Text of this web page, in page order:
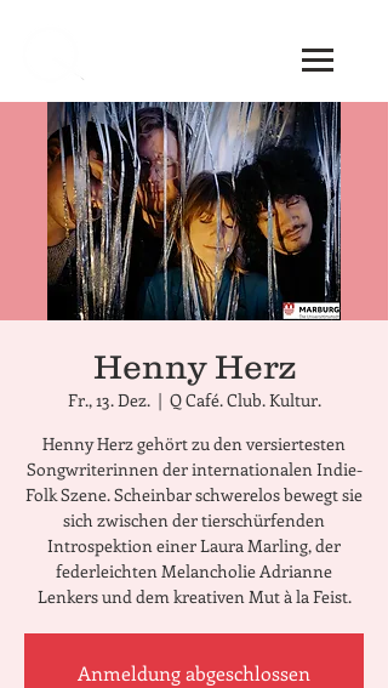
Henny Herz
Fr., 13. Dez.
  |
Q Café. Club. Kultur.
Henny Herz gehört zu den versiertesten
Songwriterinnen der internationalen Indie-
Folk Szene. Scheinbar schwerelos bewegt sie
sich zwischen der tierschürfenden
Introspektion einer Laura Marling, der
federleichten Melancholie Adrianne
Lenkers und dem kreativen Mut à la Feist.
Anmeldung abgeschlossen